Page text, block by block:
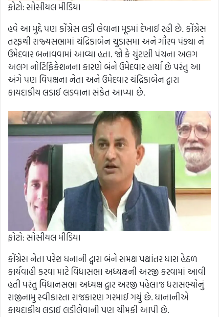
ફોટો: સોસીયલ મીડિયા
હવે આ મુદ્દે પણ કોંગ્રેસ લડી લેવાના મૂડમાં દેખાઈ રહી છે. કોંગ્રેસ
તરફથી રાજ્યસભામાં ચંદ્રિકાબેન ચુડાસમા અને ગૌરવ પંડ્યા ને
ઉમેદવાર બનાવવામાં આવ્યા હતા. જો કે ચુંટણી પંચના અલગ
અલગ નોટિફિકેશનના કારણે બંને ઉમેદવાર હાર્યા છે પરંતુ આ
અંગે પણ વિપક્ષના નેતા અને ઉમેદવાર ચંદ્રિકાબેન દ્વારા
કાયદાકીય લડાઈ લડવાના સંકેત આપ્યા છે.
ફોટો: સોસીયલ મીડિયા
કોંગ્રેસ નેતા પરેશ ધનાની દ્વારા બંને સમક્ષ પક્ષાંતર ધારા હેઠળ
કાર્યવાહી કરવા માટે વિધાસભા અધ્યક્ષની અરજી કરવામાં આવી
હતી પરંતુ વિધાનસભા અધ્યક્ષ દ્વાર અરજી પહેલાજ ધરાસભ્યોનું
રાજીનામુ સ્વીકારતા રાજકારણ ગરમાઈ ગયું છે. ધાનાનીએ
કાયદાકીય લડાઈ લડીલેવાની પણ ચીમકી આપી છે.